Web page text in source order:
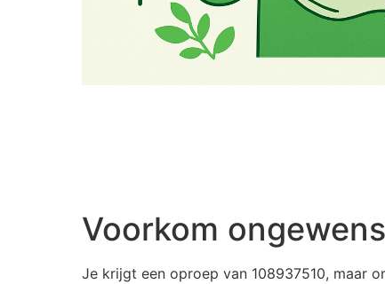
Voorkom
Je krijgt een oproep van 108937510, maar